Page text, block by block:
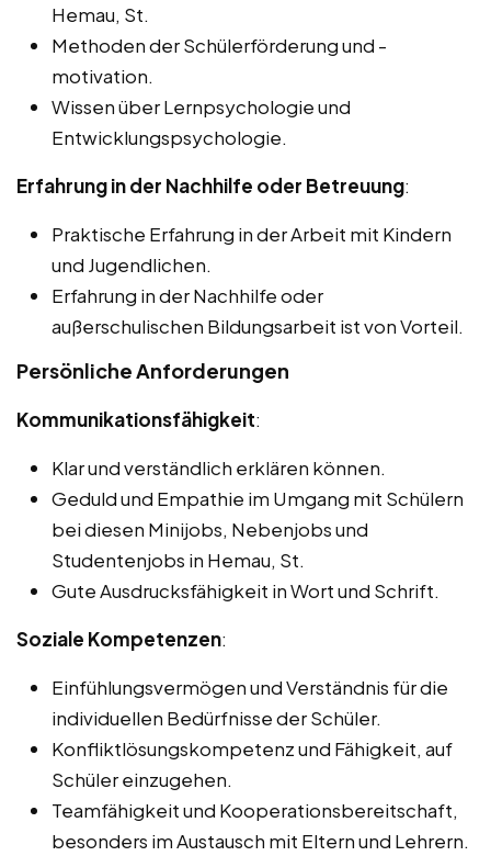
Hemau, St.
Methoden der Schülerförderung und -
motivation.
Wissen über Lernpsychologie und
Entwicklungspsychologie.
Erfahrung in der Nachhilfe oder Betreuung:
Praktische Erfahrung in der Arbeit mit Kindern
und Jugendlichen.
Erfahrung in der Nachhilfe oder
außerschulischen Bildungsarbeit ist von Vorteil.
Persönliche Anforderungen
Kommunikationsfähigkeit:
Klar und verständlich erklären können.
Geduld und Empathie im Umgang mit Schülern
bei diesen Minijobs, Nebenjobs und
Studentenjobs in Hemau, St.
Gute Ausdrucksfähigkeit in Wort und Schrift.
Soziale Kompetenzen:
Einfühlungsvermögen und Verständnis für die
individuellen Bedürfnisse der Schüler.
Konfliktlösungskompetenz und Fähigkeit, auf
Schüler einzugehen.
Teamfähigkeit und Kooperationsbereitschaft,
besonders im Austausch mit Eltern und Lehrern.